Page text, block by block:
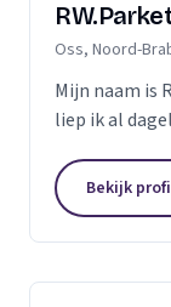
Oss, Noord-
Mijn naam is
liep ik al
ook de reden
Bekijk